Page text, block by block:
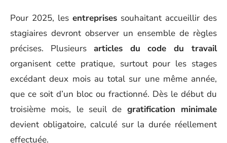
Pour 2025, les entreprises souhaitant accueillir des
stagiaires devront observer un ensemble de règles
précises. Plusieurs articles du code du travail
organisent cette pratique, surtout pour les stages
excédant deux mois au total sur une même année,
que ce soit d’un bloc ou fractionné. Dès le début du
troisième mois, le seuil de gratification minimale
devient obligatoire, calculé sur la durée réellement
effectuée.